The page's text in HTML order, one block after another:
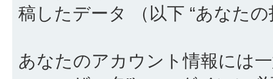
稿したデータ （以下 “あなた
あなたのアカウント情報には